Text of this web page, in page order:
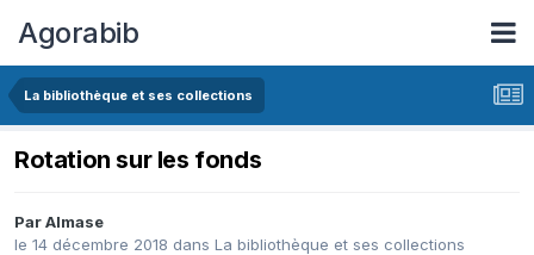
Agorabib
La bibliothèque et ses collections
Rotation sur les fonds
Par Almase
le 14 décembre 2018 dans La bibliothèque et ses collections